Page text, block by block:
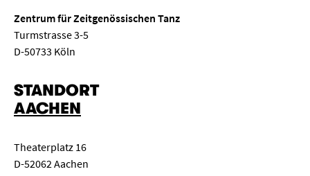
Zentrum für Zeitgenössischen Tanz
Turmstrasse 3-5
D-50733 Köln
STANDORT
AACHEN
Theaterplatz 16
D-52062 Aachen